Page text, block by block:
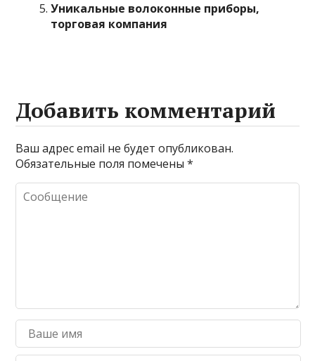
Уникальные волоконные приборы,
торговая компания
Добавить комментарий
Ваш адрес email не будет опубликован.
Обязательные поля помечены*